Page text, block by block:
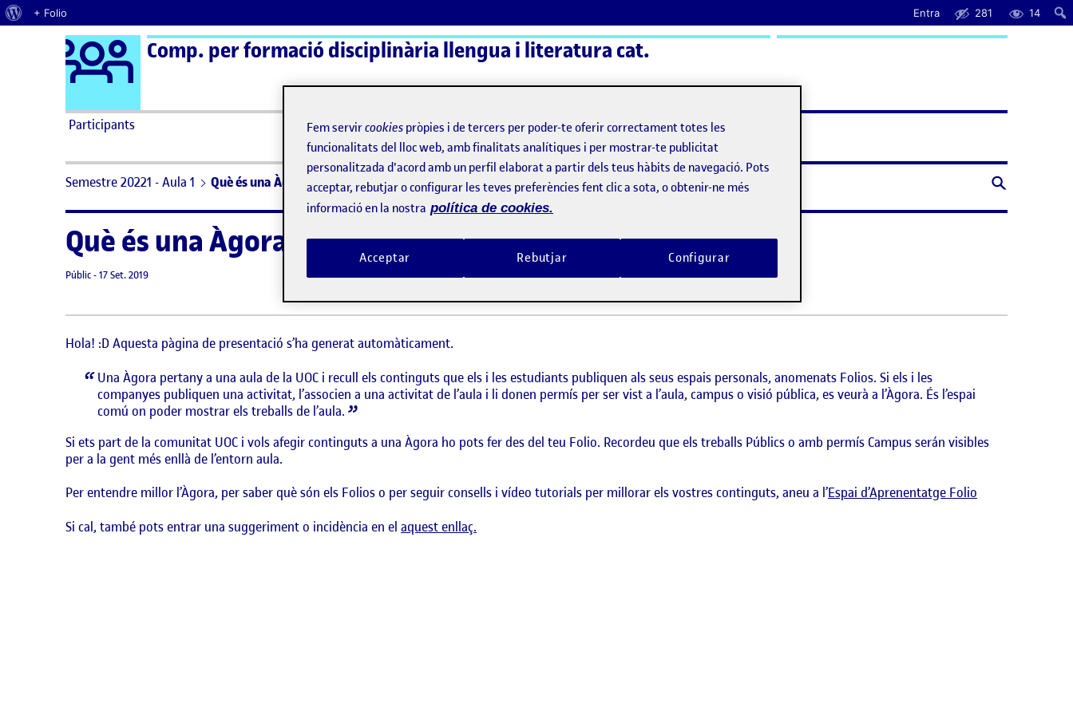
Quant al WordPress
+ Folio Entra 281 14
Saltar al contingut Logo Ágora
Comp. per formació disciplinària llengua i literatura cat.
Participants ActiFolios Ajuda
Semestre 20221 - Aula 1 Què és una Àgora?
Què és una Àgora?
Visibilitat:
Públic-Data de publicació
17 Set. 20198 setembre, 2021 3:32 pm
Hola! :D Aquesta pàgina de presentació s’ha generat automàticament.
Una Àgora pertany a una aula de la UOC i recull els continguts que els i les estudiants publiquen als seus espais personals, anomenats Folios. Si els i les
companyes publiquen una activitat, l’associen a una activitat de l’aula i li donen permís per ser vist a l’aula, campus o visió pública, es veurà a l’Àgora. És l’espai
comú on poder mostrar els treballs de l’aula.
Si ets part de la comunitat UOC i vols afegir continguts a una Àgora ho pots fer des del teu Folio. Recordeu que els treballs Públics o amb permís Campus serán visibles
per a la gent més enllà de l’entorn aula.
Per entendre millor l’Àgora, per saber què són els Folios o per seguir consells i vídeo tutorials per millorar els vostres continguts, aneu a l’Espai d’Aprenentatge Folio
Si cal, també pots entrar una suggeriment o incidència en el aquest enllaç.
Fem servircookies pròpies i de tercers per poder-te oferir correctament totes les
funcionalitats del lloc web, amb finalitats analítiques i per mostrar-te publicitat
personalitzada d'acord amb un perfil elaborat a partir dels teus hàbits de navegació. Pots
acceptar, rebutjar o configurar les teves preferències fent clic a sota, o obtenir-ne més
informació en la nostra política de cookies.
Rebutjar
Acceptar Configurar